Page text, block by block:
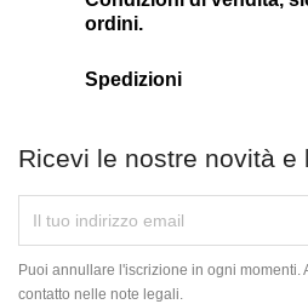
ordini.
Spedizioni
Ricevi le nostre novità e
Puoi annullare l'iscrizione in ogni momenti.
contatto nelle note legali.